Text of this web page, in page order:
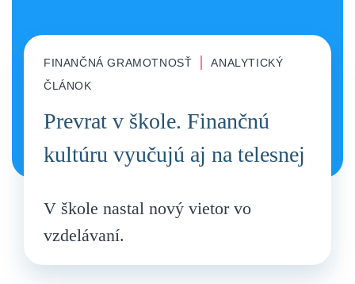
FINANČNÁ GRAMOTNOSŤ |
ANALYTICKÝ
ČLÁNOK
Prevrat v škole. Finančnú
kultúru vyučujú aj na telesnej
V škole nastal nový vietor vo
vzdelávaní.